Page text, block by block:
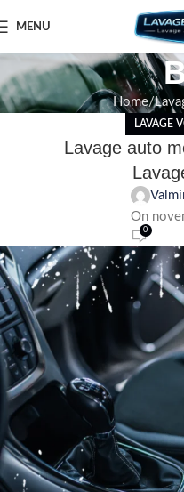
MENU
Home
LAVAGE
Lavage auto
On
0